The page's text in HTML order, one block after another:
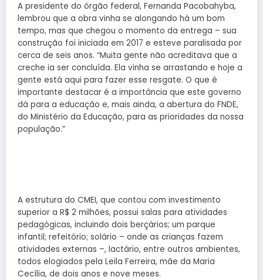
A presidente do órgão federal, Fernanda Pacobahyba,
lembrou que a obra vinha se alongando há um bom
tempo, mas que chegou o momento da entrega – sua
construção foi iniciada em 2017 e esteve paralisada por
cerca de seis anos. “Muita gente não acreditava que a
creche ia ser concluída. Ela vinha se arrastando e hoje a
gente está aqui para fazer esse resgate. O que é
importante destacar é a importância que este governo
dá para a educação e, mais ainda, a abertura do FNDE,
do Ministério da Educação, para as prioridades da nossa
população.”
A estrutura do CMEI, que contou com investimento
superior a R$ 2 milhões, possui salas para atividades
pedagógicas, incluindo dois berçários; um parque
infantil; refeitório; solário – onde as crianças fazem
atividades externas –, lactário, entre outros ambientes,
todos elogiados pela Leila Ferreira, mãe da Maria
Cecília, de dois anos e nove meses.